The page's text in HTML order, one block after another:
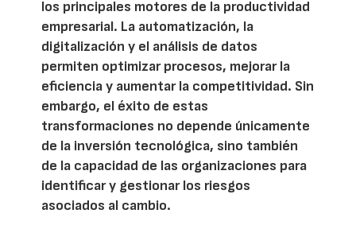
los principales motores de la productividad
empresarial. La automatización, la
digitalización y el análisis de datos
permiten optimizar procesos, mejorar la
eficiencia y aumentar la competitividad. Sin
embargo, el éxito de estas
transformaciones no depende únicamente
de la inversión tecnológica, sino también
de la capacidad de las organizaciones para
identificar y gestionar los riesgos
asociados al cambio.